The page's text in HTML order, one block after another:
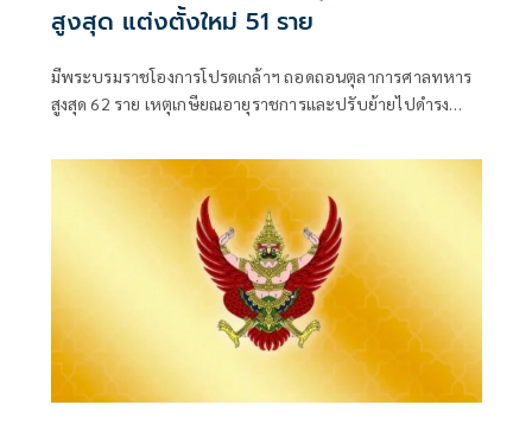
สูงสุด แต่งตั้งใหม่ 51 ราย
มีพระบรมราชโองการโปรดเกล้าฯ ถอดถอนตุลาการศาลทหาร
สูงสุด 62 ราย เหตุเกษียณอายุราชการและปรับย้ายไปดำรง
แทน 51 ราย